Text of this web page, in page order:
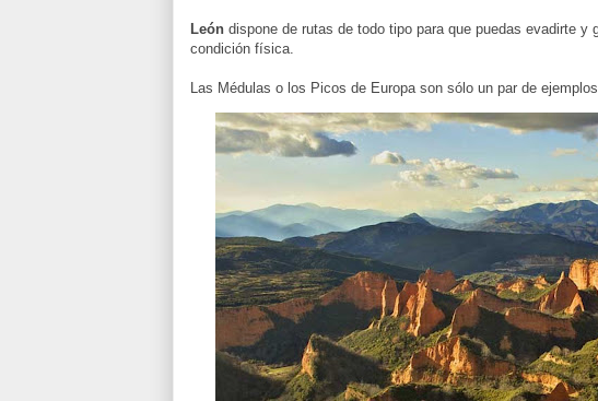
León dispone de rutas de todo tipo para que puedas evadirte
condición física.
Las Médulas o los Picos de Europa son sólo un par de